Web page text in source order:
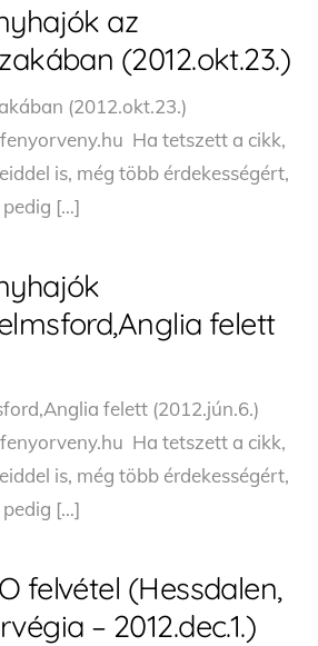
az
(2012.okt.23.)
(2012.okt.23.)
Ha tetszett a cikk,
is, még több érdekességért,
[…]
felett
felett (2012.jún.6.)
Ha tetszett a cikk,
is, még több érdekességért,
[…]
felvétel (Hessdalen,
– 2012.dec.1.)